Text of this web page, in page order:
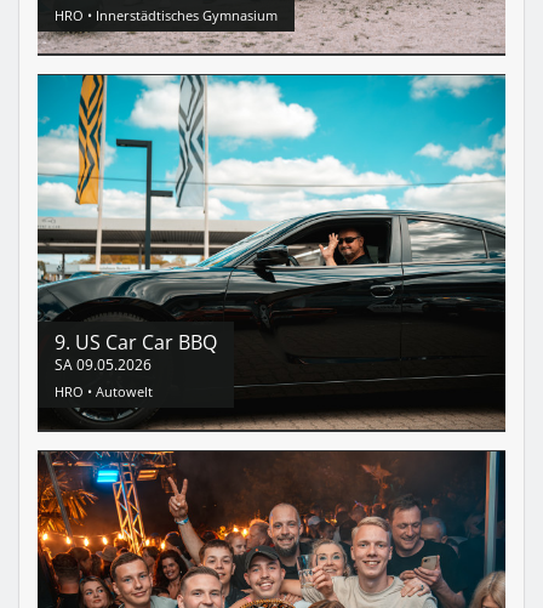
HRO • Innerstädtisches Gymnasium
9. US Car Car BBQ
SA09.05.2026
HRO • Autowelt